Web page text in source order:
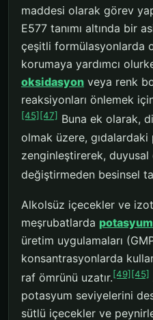
maddesi olarak görev
E577 tanımı altında bir
çeşitli formülasyonlarda
korumaya yardımcı
oksidasyon veya renk
reaksiyonları önlemek
[45] [47] Buna ek olarak,
olmak üzere,
zenginleştirerek,
değiştirmeden besinsel
Alkolsüz içecekler ve
meşrubatlarda potasyum
üretim uygulamaları
konsantrasyonlarda
raf ömrünü uzatır.[49] [45]
potasyum seviyelerini
sütlü içecekler ve